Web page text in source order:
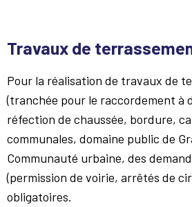
Travaux de
Pour la réalisation de travaux de
(tranchée pour le raccordement à
réfection de chaussée, bordure,
communales, domaine public de
Communauté urbaine, des
(permission de voirie, arrêtés de
obligatoires.